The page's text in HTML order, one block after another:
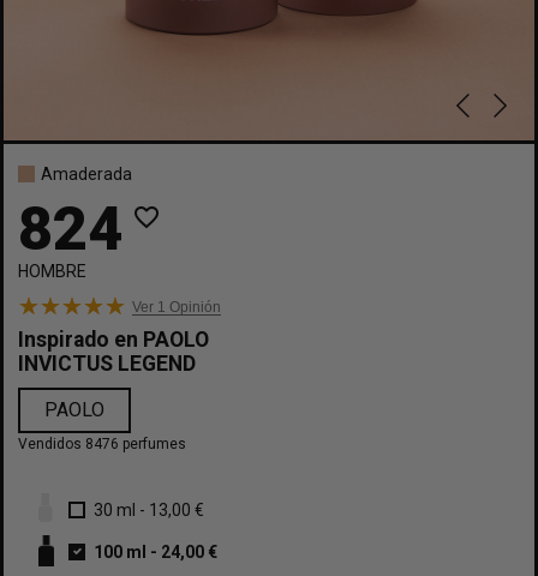
Amaderada
824 favorite_border
HOMBRE
Ver 1 Opinión
Inspirado en PAOLO
INVICTUS LEGEND
PAOLO
Vendidos 8476 perfumes
30 ml - 13,00 €
100 ml - 24,00 €